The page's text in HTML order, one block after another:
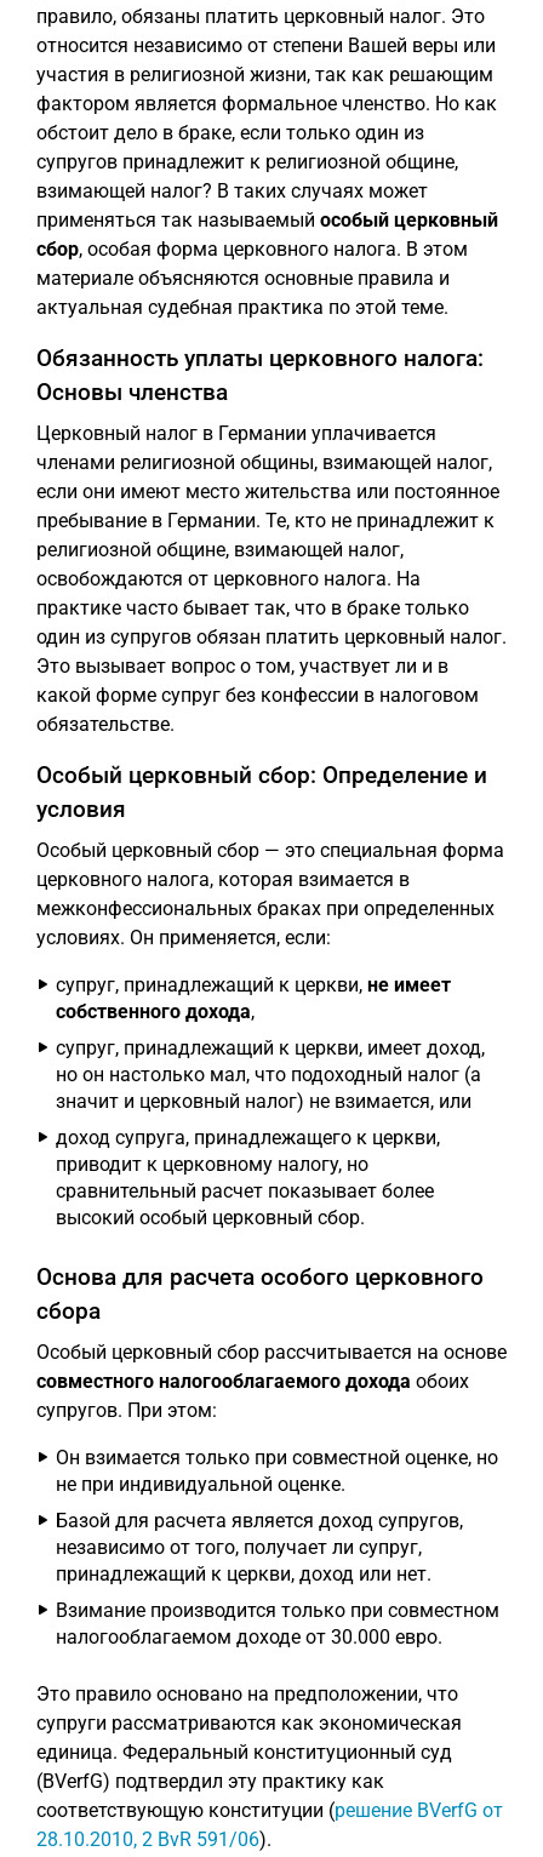
правило, обязаны платить церковный налог. Это
относится независимо от степени Вашей веры или
участия в религиозной жизни, так как решающим
фактором является формальное членство. Но как
обстоит дело в браке, если только один из
супругов принадлежит к религиозной общине,
взимающей налог? В таких случаях может
применяться так называемый особый церковный
сбор, особая форма церковного налога. В этом
материале объясняются основные правила и
актуальная судебная практика по этой теме.
Обязанность уплаты церковного налога:
Основы членства
Церковный налог в Германии уплачивается
членами религиозной общины, взимающей налог,
если они имеют место жительства или постоянное
пребывание в Германии. Те, кто не принадлежит к
религиозной общине, взимающей налог,
освобождаются от церковного налога. На
практике часто бывает так, что в браке только
один из супругов обязан платить церковный налог.
Это вызывает вопрос о том, участвует ли и в
какой форме супруг без конфессии в налоговом
обязательстве.
Особый церковный сбор: Определение и
условия
Особый церковный сбор — это специальная форма
церковного налога, которая взимается в
межконфессиональных браках при определенных
условиях. Он применяется, если:
супруг, принадлежащий к церкви, не имеет
собственного дохода,
супруг, принадлежащий к церкви, имеет доход,
но он настолько мал, что подоходный налог (а
значит и церковный налог) не взимается, или
доход супруга, принадлежащего к церкви,
приводит к церковному налогу, но
сравнительный расчет показывает более
высокий особый церковный сбор.
Основа для расчета особого церковного
сбора
Особый церковный сбор рассчитывается на основе
совместного налогооблагаемого дохода обоих
супругов. При этом:
Он взимается только при совместной оценке, но
не при индивидуальной оценке.
Базой для расчета является доход супругов,
независимо от того, получает ли супруг,
принадлежащий к церкви, доход или нет.
Взимание производится только при совместном
налогооблагаемом доходе от 30.000 евро.
Это правило основано на предположении, что
супруги рассматриваются как экономическая
единица. Федеральный конституционный суд
(BVerfG) подтвердил эту практику как
соответствующую конституции (решение BVerfG от
28.10.2010, 2 BvR 591/06).